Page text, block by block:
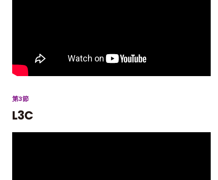
第3節
L3C